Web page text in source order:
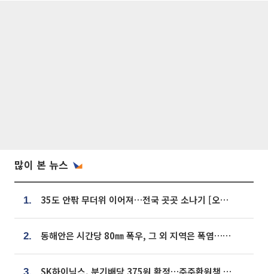
많이 본 뉴스
1. 35도 안팎 무더위 이어져…전국 곳곳 소나기 [오늘 날씨]
2. 동해안은 시간당 80㎜ 폭우, 그 외 지역은 폭염…‘극과 극 날씨’
SK하이닉스, 분기배당 375원 확정…주주환원책 9월로 앞당겨 발표